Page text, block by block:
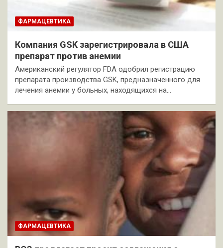
ФАРМАЦЕВТИКА
Компания GSK зарегистрировала в США
препарат против анемии
Американский регулятор FDA одобрил регистрацию
препарата производства GSK, предназначенного для
лечения анемии у больных, находящихся на…
ФАРМАЦЕВТИКА